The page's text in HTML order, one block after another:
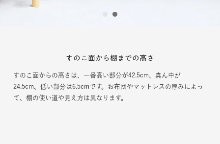
すのこ面から棚までの高さ
すのこ面からの高さは、一番高い部分が42.5cm、真ん中が
24.5cm、低い部分は6.5cmです。お布団やマットレスの厚みによっ
て、棚の使い道や見え方は異なります。
2